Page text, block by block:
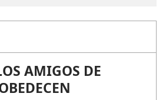
AMIGOS DE